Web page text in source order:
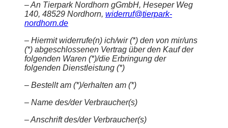
– An Tierpark Nordhorn gGmbH, Heseper Weg
140, 48529 Nordhorn, widerruf@tierpark-
nordhorn.de
– Hiermit widerrufe(n) ich/wir (*) den von mir/uns
(*) abgeschlossenen Vertrag über den Kauf der
folgenden Waren (*)/die Erbringung der
folgenden Dienstleistung (*)
– Bestellt am (*)/erhalten am (*)
– Name des/der Verbraucher(s)
– Anschrift des/der Verbraucher(s)